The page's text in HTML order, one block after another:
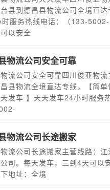
县到德昌县物流公司全境直达
服务热线电话：（133-5002-
以安全
物流公司安全可靠
流公司安全可靠四川俊亚物流
县物流全境直达专线，【简单
发车 】天天发车24小时服务
物流公司长途搬家
流公司长途搬家主营线路：江
司。每天发车，三到4天可以
地址：全境